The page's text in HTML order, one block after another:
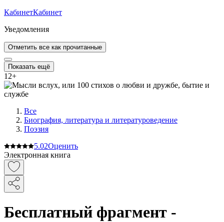
КабинетКабинет
Уведомления
Отметить все как прочитанные
Показать ещё
12+
Все
Биография, литература и литературоведение
Поэзия
5.02Оценить
Электронная книга
Бесплатный фрагмент -